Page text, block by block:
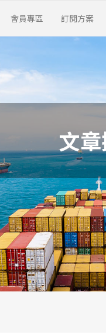
會員專區 訂閱方案
文